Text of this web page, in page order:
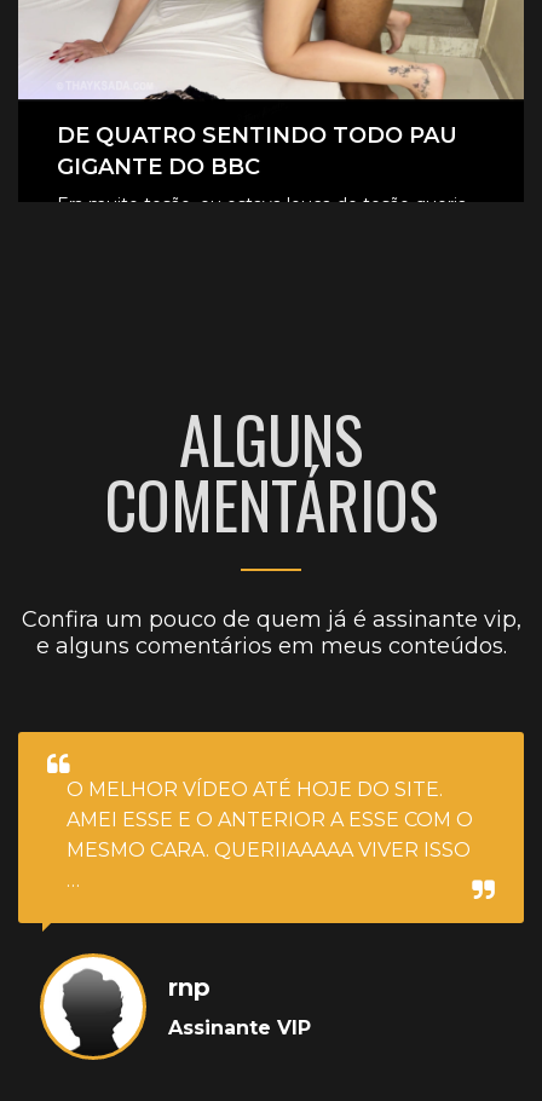
DE QUATRO SENTINDO TODO PAU
GIGANTE DO BBC
Era muito tesão, eu estava louca de tesão queria
ALGUNS
COMENTÁRIOS
Confira um pouco de quem já é assinante vip,
e alguns comentários em meus conteúdos.
O MELHOR VÍDEO ATÉ HOJE DO SITE.
AMEI ESSE E O ANTERIOR A ESSE COM O
MESMO CARA. QUERIIAAAAA VIVER ISSO
…
rnp
Assinante VIP